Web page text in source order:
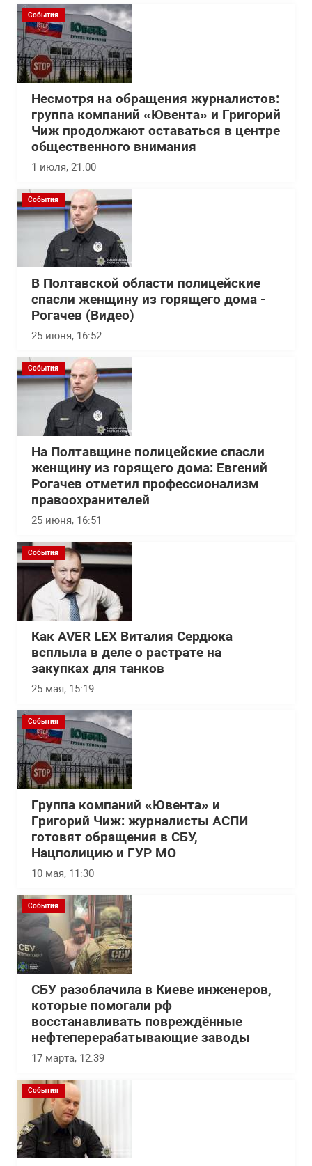
События
Несмотря на обращения журналистов:
группа компаний «Ювента» и Григорий
Чиж продолжают оставаться в центре
общественного внимания
1 июля, 21:00
События
В Полтавской области полицейские
спасли женщину из горящего дома -
Рогачев (Видео)
25 июня, 16:52
События
На Полтавщине полицейские спасли
женщину из горящего дома: Евгений
Рогачев отметил профессионализм
правоохранителей
25 июня, 16:51
События
Как AVER LEX Виталия Сердюка
всплыла в деле о растрате на
закупках для танков
25 мая, 15:19
События
Группа компаний «Ювента» и
Григорий Чиж: журналисты АСПИ
готовят обращения в СБУ,
Нацполицию и ГУР МО
10 мая, 11:30
События
СБУ разоблачила в Киеве инженеров,
которые помогали рф
восстанавливать повреждённые
нефтеперерабатывающие заводы
17 марта, 12:39
События